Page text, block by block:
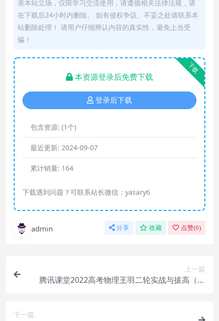
表本站立场，仅限学习交流使用，请遵循相关法律法规，请
在下载后24小时内删除。 如有侵权争议、不妥之处请联系本
站删除处理！ 请用户仔细辨认内容的真实性，避免上当受
骗！
下载
本资源登录后免费下载
登录后下载
包含资源: (1个)
最近更新: 2024-09-07
累计销量: 164
下载遇到问题？可联系站长微信：yasary6
admin 分享 收藏 点赞(0)
上一篇
腾讯课堂2022高考物理王羽二轮实战与拔高（完
下一篇